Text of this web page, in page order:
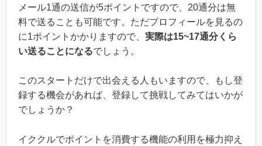
メール1通の送信が5ポイントですので、20通分は無
料で送ることも可能です。ただプロフィールを見るの
に1ポイントかかりますので、 実際は15~17通分くら
い送ることになるでしょう。
このスタートだけで出会える人もいますので、もし登
録する機会があれば、登録して挑戦してみてはいかが
でしょうか？
イククルでポイントを消費する機能の利用を極力抑え